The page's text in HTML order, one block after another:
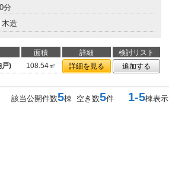
分
木造
面積 詳細
検討リスト
) 108.54㎡ 詳細を見る 追加する
該当公開件数5棟 空き数5件 1-5棟表示